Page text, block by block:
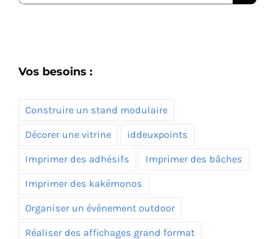
Vos besoins :
Construire un stand modulaire
Décorer une vitrine iddeuxpoints
Imprimer des adhésifs Imprimer des bâches
Imprimer des kakémonos
Organiser un événement outdoor
Réaliser des affichages grand format